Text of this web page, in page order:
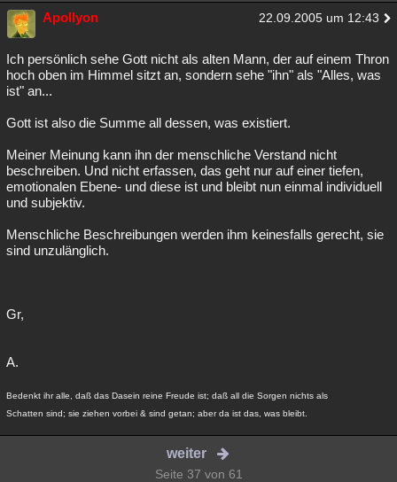
Apollyon 22.09.2005 um 12:43
Ich persönlich sehe Gott nicht als alten Mann, der auf einem Thron
hoch oben im Himmel sitzt an, sondern sehe "ihn" als "Alles, was
ist" an...
Gott ist also die Summe all dessen, was existiert.
Meiner Meinung kann ihn der menschliche Verstand nicht
beschreiben. Und nicht erfassen, das geht nur auf einer tiefen,
emotionalen Ebene- und diese ist und bleibt nun einmal individuell
und subjektiv.
Menschliche Beschreibungen werden ihm keinesfalls gerecht, sie
sind unzulänglich.
Gr,
A.
Bedenkt ihr alle, daß das Dasein reine Freude ist; daß all die Sorgen nichts als
Schatten sind; sie ziehen vorbei & sind getan; aber da ist das, was bleibt.
weiter
Seite 37 von 61